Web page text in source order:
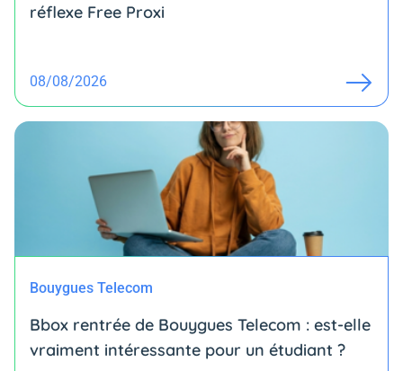
réflexe Free Proxi
08/08/2026
Bouygues Telecom
Bbox rentrée de Bouygues Telecom : est-elle
vraiment intéressante pour un étudiant ?